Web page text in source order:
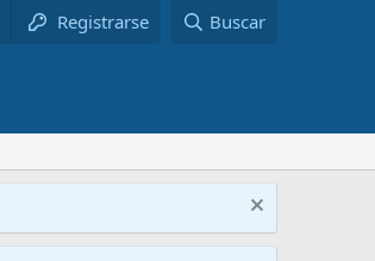
Registrarse
Buscar